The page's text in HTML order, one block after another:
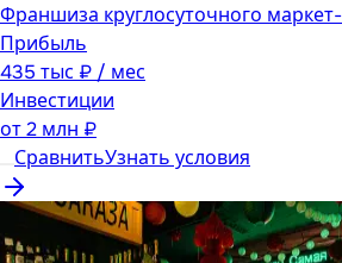
Франшиза круглосуточного
Прибыль
435 тыс ₽ / мес
Инвестиции
от2 млн ₽
СравнитьУзнать условия